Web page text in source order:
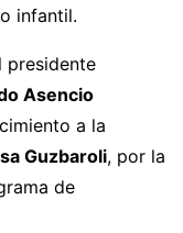
infantil.
presidente
Asencio
a la
Guzbaroli, por la
de